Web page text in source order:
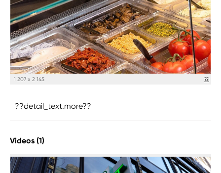
1 207 x 2 145
??detail_text.more??
Videos (1)